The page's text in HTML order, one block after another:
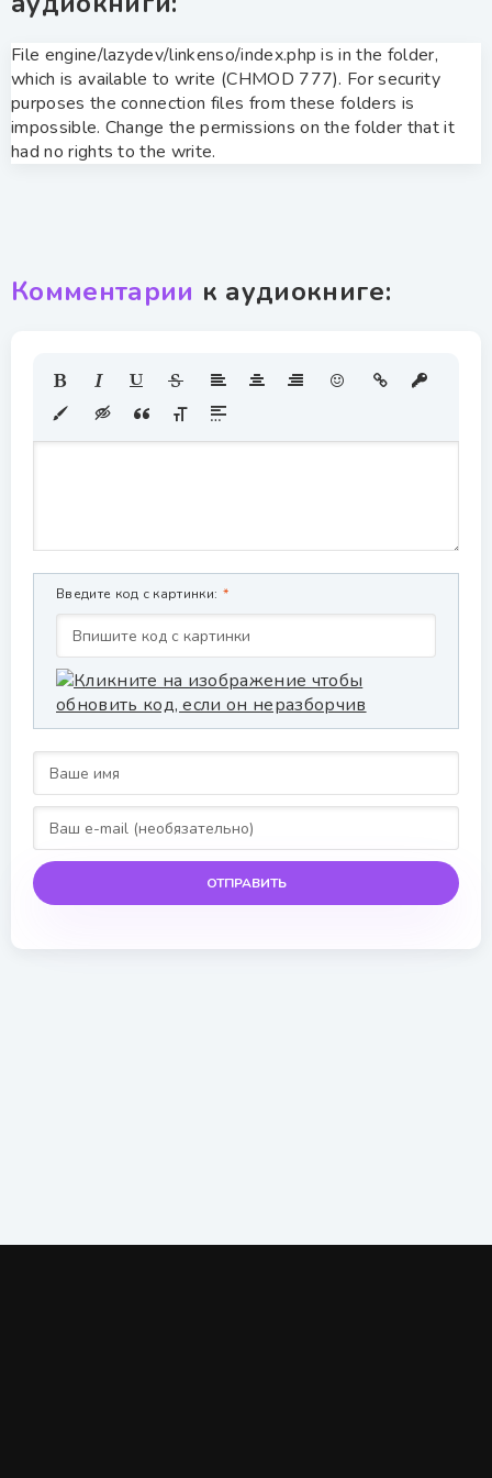
File engine/lazydev/linkenso/index.php is in the folder,
which is available to write (CHMOD 777). For security
purposes the connection files from these folders is
impossible. Change the permissions on the folder that it
had no rights to the write.
Комментарии к аудиокниге:
Введите код с картинки:
ОТПРАВИТЬ